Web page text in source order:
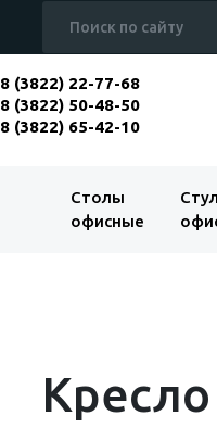
8 (3822) 22-77-68
8 (3822) 50-48-50
8 (3822) 65-42-10
Столы
офисные